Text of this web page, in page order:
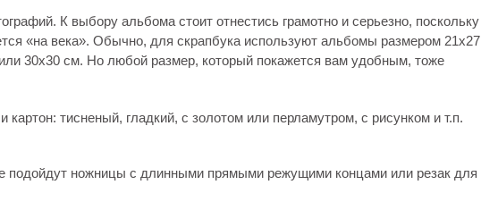
К выбору альбома стоит отнестись грамотно и серьезно, поскольку
«на века». Обычно, для скрапбука используют альбомы размером 21x27
30x30 см. Но любой размер, который покажется вам удобным, тоже
картон: тисненый, гладкий, с золотом или перламутром, с рисунком и т.п.
ножницы с длинными прямыми режущими концами или резак для